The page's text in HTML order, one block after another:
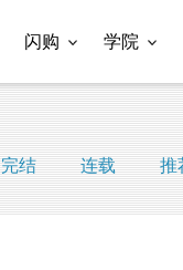
闪购 学院
完结 连载 推